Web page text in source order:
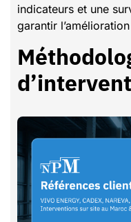
indicateurs et une
garantir